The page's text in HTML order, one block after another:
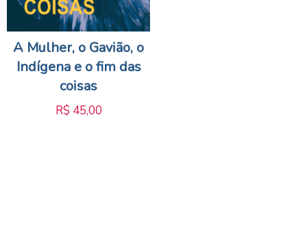
A Mulher, o Gavião, o
Indígena e o fim das
coisas
R$ 45,00